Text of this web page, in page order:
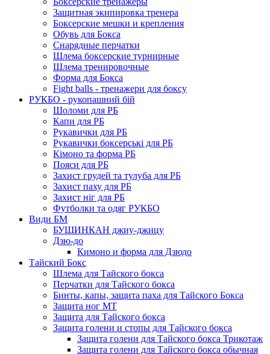
Защитная экипировка тренера
Боксерские мешки и крепления
Обувь для Бокса
Снарядные перчатки
Шлема боксерские турнирные
Шлема тренировочные
Форма для Бокса
Fight balls - тренажери для боксу
РУКБО - рукопашний бій
Шоломи для РБ
Капи для РБ
Рукавички для РБ
Рукавички боксерські для РБ
Кімоно та форма РБ
Пояси для РБ
Захист грудей та тулуба для РБ
Захист паху для РБ
Захист ніг для РБ
Футболки та одяг РУКБО
Види БМ
БУШИНКАН джиу-джицу
Дзю-до
Кимоно и форма для Дзюдо
Тайский Бокс
Шлема для Тайского бокса
Перчатки для Тайского бокса
Бинты, капы, защита паха для Тайского Бокса
Защита ног МТ
Защита для Тайского бокса
Защита голени и стопы для Тайского бокса
Защита голени для Тайского бокса Трикотаж
Защита голени для Тайского бокса обычная